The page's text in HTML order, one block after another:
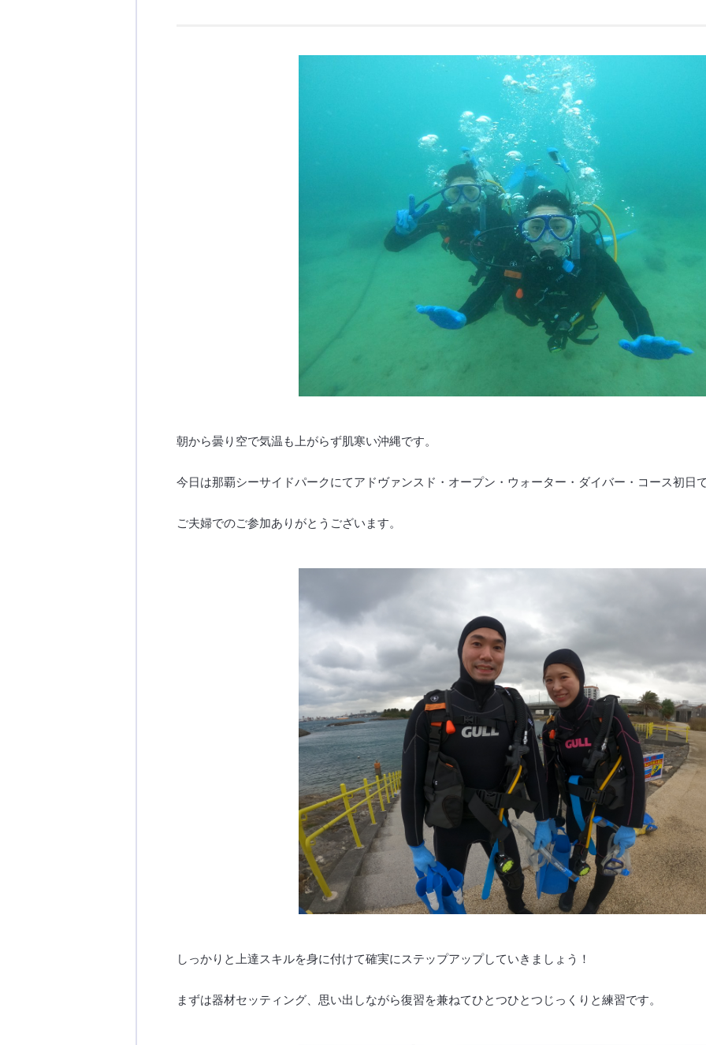
朝から曇り空で気温も上がらず肌寒い沖縄です。
今日は那覇シーサイドパークにてアドヴァンスド・オープン・ウォーター・ダイバー・コース初日
ご夫婦でのご参加ありがとうございます。
しっかりと上達スキルを身に付けて確実にステップアップしていきましょう！
まずは器材セッティング、思い出しながら復習を兼ねてひとつひとつじっくりと練習です。